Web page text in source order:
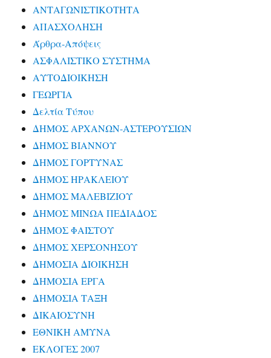
ΑΝΤΑΓΩΝΙΣΤΙΚΟΤΗΤΑ
ΑΠΑΣΧΟΛΗΣΗ
Άρθρα-Απόψεις
ΑΣΦΑΛΙΣΤΙΚΟ ΣΥΣΤΗΜΑ
ΑΥΤΟΔΙΟΙΚΗΣΗ
ΓΕΩΡΓΙΑ
Δελτία Τύπου
ΔΗΜΟΣ ΑΡΧΑΝΩΝ-ΑΣΤΕΡΟΥΣΙΩΝ
ΔΗΜΟΣ ΒΙΑΝΝΟΥ
ΔΗΜΟΣ ΓΟΡΤΥΝΑΣ
ΔΗΜΟΣ ΗΡΑΚΛΕΙΟΥ
ΔΗΜΟΣ ΜΑΛΕΒΙΖΙΟΥ
ΔΗΜΟΣ ΜΙΝΩΑ ΠΕΔΙΑΔΟΣ
ΔΗΜΟΣ ΦΑΙΣΤΟΥ
ΔΗΜΟΣ ΧΕΡΣΟΝΗΣΟΥ
ΔΗΜΟΣΙΑ ΔΙΟΙΚΗΣΗ
ΔΗΜΟΣΙΑ ΕΡΓΑ
ΔΗΜΟΣΙΑ ΤΑΞΗ
ΔΙΚΑΙΟΣΥΝΗ
ΕΘΝΙΚΗ ΑΜΥΝΑ
ΕΚΛΟΓΕΣ 2007